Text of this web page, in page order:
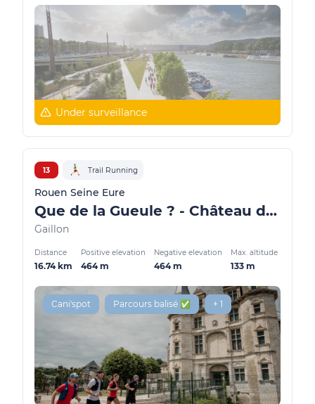
Under surveillance
13 Trail Running
Rouen Seine Eure
Que de la Gueule ? - Château de Gaillon
Gaillon
Distance
16.74 km
Positive elevation
464 m
Negative elevation
464 m
Max. altitude
133 m
Cani'spot Parcours balisé ✅ + 1